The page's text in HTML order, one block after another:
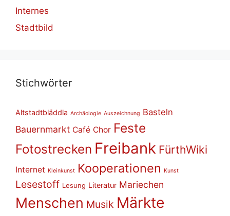
Internes
Stadtbild
Stich­wör­ter
Altstadtbläddla Archäologie Auszeichnung Basteln
Bauernmarkt Café Chor Feste
Fotostrecken Freibank FürthWiki
Internet Kleinkunst Kooperationen Kunst
Lesestoff Lesung Literatur Mariechen
Menschen Musik Märkte